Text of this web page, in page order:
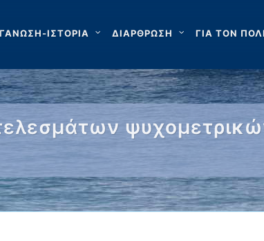
ΙΣΤΟΡΙΑ ΔΙΑΡΘΡΩΣΗ ΓΙΑ ΤΟΝ